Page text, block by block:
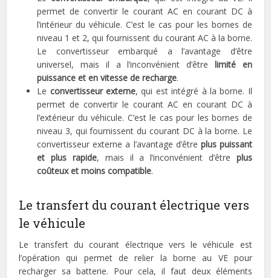
permet de convertir le courant AC en courant DC à
l’intérieur du véhicule. C’est le cas pour les bornes de
niveau 1 et 2, qui fournissent du courant AC à la borne.
Le convertisseur embarqué a l’avantage d’être
universel, mais il a l’inconvénient d’être limité en
puissance et en vitesse de recharge.
Le convertisseur externe, qui est intégré à la borne. Il
permet de convertir le courant AC en courant DC à
l’extérieur du véhicule. C’est le cas pour les bornes de
niveau 3, qui fournissent du courant DC à la borne. Le
convertisseur externe a l’avantage d’être plus puissant
et plus rapide, mais il a l’inconvénient d’être plus
coûteux et moins compatible.
Le transfert du courant électrique vers
le véhicule
Le transfert du courant électrique vers le véhicule est
l’opération qui permet de relier la borne au VE pour
recharger sa batterie. Pour cela, il faut deux éléments